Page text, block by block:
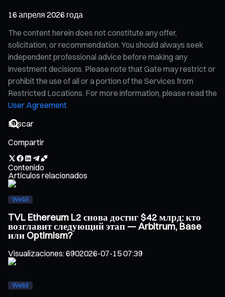
16 апреля 2026 года
The content herein does not constitute any offer,
solicitation, or recommendation. You should always seek
independent professional advice before making any
investment decisions. Please note that Gate may restrict or
prohibit the use of all or a portion of the Services from
Restricted Locations. For more information, please read the
User Agreement
Compartir
Contenido
Artículos relacionados
Web3
TVL Ethereum L2 снова достиг $42 млрд: кто
возглавит следующий этап — Arbitrum, Base
или Optimism?
Visualizaciones:6902026-07-15 07:39
Web3